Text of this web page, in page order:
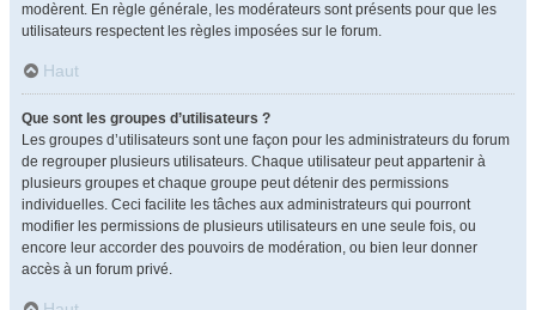
modèrent. En règle générale, les modérateurs sont présents pour que les
utilisateurs respectent les règles imposées sur le forum.
Haut
Que sont les groupes d’utilisateurs ?
Les groupes d’utilisateurs sont une façon pour les administrateurs du forum
de regrouper plusieurs utilisateurs. Chaque utilisateur peut appartenir à
plusieurs groupes et chaque groupe peut détenir des permissions
individuelles. Ceci facilite les tâches aux administrateurs qui pourront
modifier les permissions de plusieurs utilisateurs en une seule fois, ou
encore leur accorder des pouvoirs de modération, ou bien leur donner
accès à un forum privé.